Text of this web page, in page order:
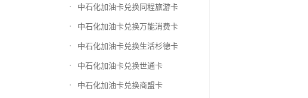
中石化加油卡兑换同程旅游卡
中石化加油卡兑换万能消费卡
中石化加油卡兑换生活杉德卡
中石化加油卡兑换世通卡
中石化加油卡兑换商盟卡